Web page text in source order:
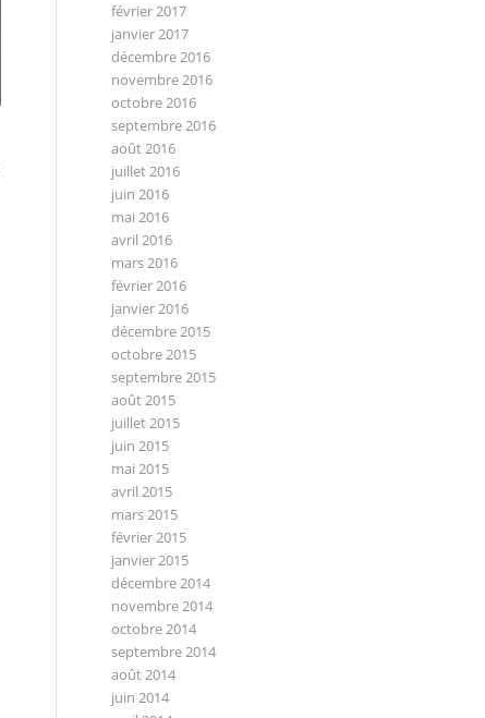
février 2017
janvier 2017
décembre 2016
novembre 2016
octobre 2016
septembre 2016
août 2016
juillet 2016
juin 2016
mai 2016
avril 2016
mars 2016
février 2016
janvier 2016
décembre 2015
octobre 2015
septembre 2015
août 2015
juillet 2015
juin 2015
mai 2015
avril 2015
mars 2015
février 2015
janvier 2015
décembre 2014
novembre 2014
octobre 2014
septembre 2014
août 2014
juin 2014